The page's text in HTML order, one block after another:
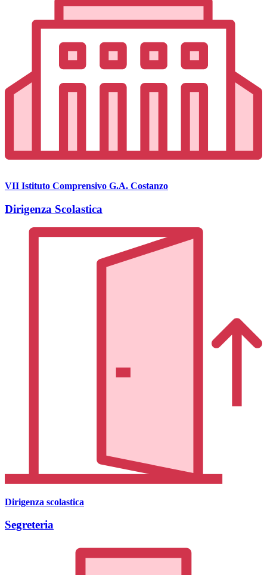
VII Istituto Comprensivo G.A. Costanzo
Dirigenza Scolastica
Dirigenza scolastica
Segreteria